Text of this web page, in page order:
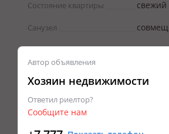
Состояние квартиры свежий
Санузел
Автор объявления
Хозяин недвижимости
Ответил риелтор?
Сообщите нам